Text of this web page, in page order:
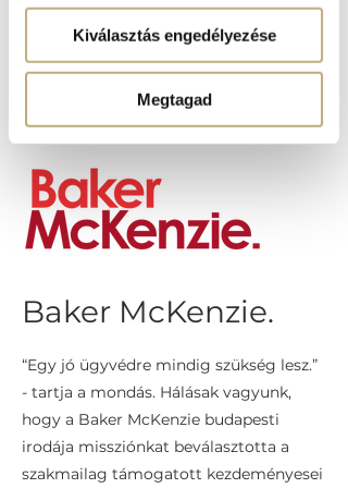
Kiválasztás engedélyezése
Megtagad
Pannon Egyetem
Baker McKenzie.
“Egy jó ügyvédre mindig szükség lesz.”
- tartja a mondás. Hálásak vagyunk,
hogy a Baker McKenzie budapesti
irodája missziónkat beválasztotta a
szakmailag támogatott kezdeményesei